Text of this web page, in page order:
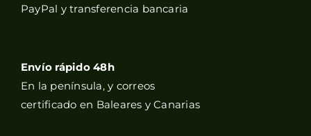
PayPal y transferencia bancaria
Envío rápido 48h
En la península, y correos
certificado en Baleares y Canarias